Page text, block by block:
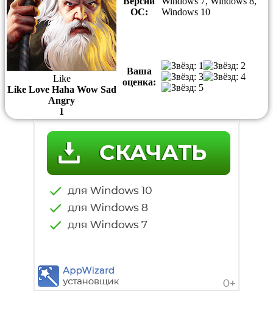
Like
Like Love Haha Wow Sad
Angry
1
ОС:
Windows 10
Ваша
оценка: